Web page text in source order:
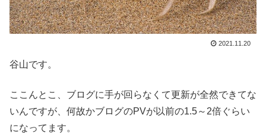
2021.11.20
谷山です。
ここんとこ、ブログに手が回らなくて更新が全然できてな
いんですが、何故かブログのPVが以前の1.5～2倍ぐらい
になってます。